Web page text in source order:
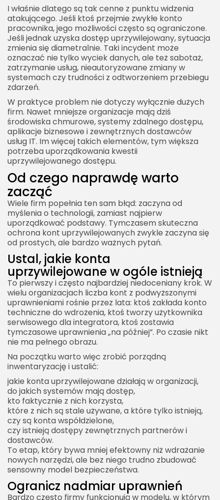
I właśnie dlatego są tak cenne z punktu widzenia
atakującego. Jeśli ktoś przejmie zwykłe konto
pracownika, jego możliwości często są ograniczone.
Jeśli jednak uzyska dostęp uprzywilejowany, sytuacja
zmienia się diametralnie. Taki incydent może
oznaczać nie tylko wyciek danych, ale też sabotaż,
zatrzymanie usług, nieautoryzowane zmiany w
systemach czy trudności z odtworzeniem przebiegu
zdarzeń.
W praktyce problem nie dotyczy wyłącznie dużych
firm. Nawet mniejsze organizacje mają dziś
środowiska chmurowe, systemy zdalnego dostępu,
aplikacje biznesowe i zewnętrznych dostawców
usług IT. Im więcej takich elementów, tym większa
potrzeba uporządkowania kwestii
uprzywilejowanego dostępu.
Od czego naprawdę warto
zacząć
Wiele firm popełnia ten sam błąd: zaczyna od
myślenia o technologii, zamiast najpierw
uporządkować podstawy. Tymczasem skuteczna
ochrona kont uprzywilejowanych zwykle zaczyna się
od prostych, ale bardzo ważnych pytań.
Ustal, jakie konta
uprzywilejowane w ogóle istnieją
To pierwszy i często najbardziej niedoceniany krok. W
wielu organizacjach liczba kont z podwyższonymi
uprawnieniami rośnie przez lata: ktoś zakłada konto
techniczne do wdrożenia, ktoś tworzy użytkownika
serwisowego dla integratora, ktoś zostawia
tymczasowe uprawnienia „na później”. Po czasie nikt
nie ma pełnego obrazu.
Na początku warto więc zrobić porządną
inwentaryzację i ustalić:
jakie konta uprzywilejowane działają w organizacji,
do jakich systemów mają dostęp,
kto faktycznie z nich korzysta,
które z nich są stale używane, a które tylko istnieją,
czy są konta współdzielone,
czy istnieją dostępy zewnętrznych partnerów i
dostawców.
To etap, który bywa mniej efektowny niż wdrażanie
nowych narzędzi, ale bez niego trudno zbudować
sensowny model bezpieczeństwa.
Ogranicz nadmiar uprawnień
Bardzo często firmy funkcjonują w modelu, w którym